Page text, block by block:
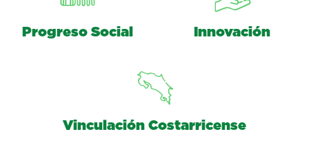
Progreso Social Innovación
Vinculación Costarricense